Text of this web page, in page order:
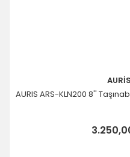
AURİS
AURIS ARS-KLN200 8''